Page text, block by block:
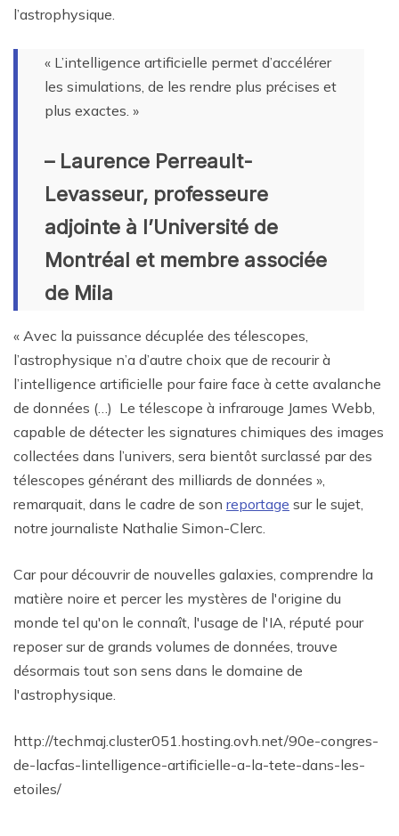
l’astrophysique.
« L’intelligence artificielle permet d’accélérer
les simulations, de les rendre plus précises et
plus exactes. »
– Laurence Perreault-
Levasseur, professeure
adjointe à l’Université de
Montréal et membre associée
de Mila
« Avec la puissance décuplée des télescopes,
l’astrophysique n’a d’autre choix que de recourir à
l’intelligence artificielle pour faire face à cette avalanche
de données (…) Le télescope à infrarouge James Webb,
capable de détecter les signatures chimiques des images
collectées dans l’univers, sera bientôt surclassé par des
télescopes générant des milliards de données »,
remarquait, dans le cadre de son reportage sur le sujet,
notre journaliste Nathalie Simon-Clerc.
Car pour découvrir de nouvelles galaxies, comprendre la
matière noire et percer les mystères de l'origine du
monde tel qu'on le connaît, l'usage de l'IA, réputé pour
reposer sur de grands volumes de données, trouve
désormais tout son sens dans le domaine de
l'astrophysique.
http://techmaj.cluster051.hosting.ovh.net/90e-congres-
de-lacfas-lintelligence-artificielle-a-la-tete-dans-les-
etoiles/